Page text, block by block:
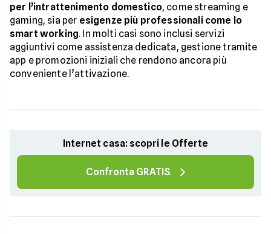
per l’intrattenimento domestico, come streaming e
gaming, sia per esigenze più professionali come lo
smart working. In molti casi sono inclusi servizi
aggiuntivi come assistenza dedicata, gestione tramite
app e promozioni iniziali che rendono ancora più
conveniente l’attivazione.
Internet casa: scopri le Offerte
Confronta GRATIS